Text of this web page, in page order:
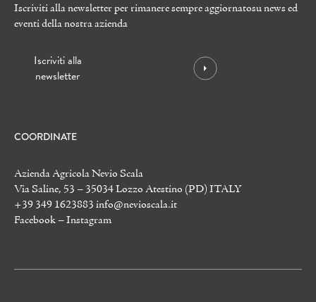
Iscriviti alla newsletter per rimanere sempre aggiornatosu news ed
eventi della nostra azienda
Iscriviti alla
newsletter
COORDINATE
Azienda Agricola Nevio Scala
Via Saline, 53 – 35034 Lozzo Atestino (PD) ITALY
+39 349 1623883 info@nevioscala.it
Facebook–Instagram